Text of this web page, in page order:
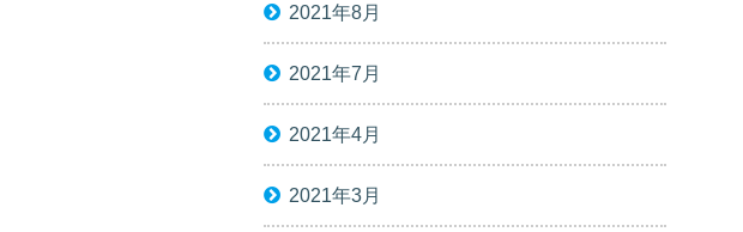
2021年8月
2021年7月
2021年4月
2021年3月